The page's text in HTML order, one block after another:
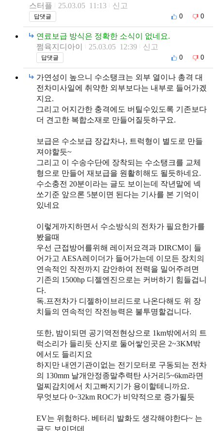
스터플
25.03.05 11:13 신고
답댓글 0 0
연료보급 방식은 정확한 소식이 없네요.
쩜육지디아이
25.03.05 12:39 신고
답댓글 0 0
가연성이 높으니 수소탱크는 외부 열이나 총격 대
전차미사일에 취약한 외부보다는 내부로 들어가겠
지요.
그리고 어지간한 충격에도 버틸수있도록 기존보다
더 견고한 복합소재로 만들어질듯하구요.
보급은 수소보급 장갑차나, 트럭형이 별도로 만들
져야할듯~
그리고 이 수송수단에 장착되는 수소탱크를 교체
형으로 만들어 재보급을 원활히해도 될듯하네요.
수소충전 20분이라는 글도 보이는데 작년말에 넥
쏘기준 앞으론 5분이면 된다는 기사를 본 기억이
있네요
이렇게까지하면서 수소방식의 전차가 필요한가를
봤을때
우선 근접방어를위해 레이저요격과 DIRCM이 들
어가고 AESA레이더가 들어가는데 이모든 장치의
연속적인 작전까지 감안하여 전력을 밀어주려면
기존의 1500hp 디젤엔진으로는 커버하기 힘들겁니
다.
독.프전차가 디젤하이브리드로 나온다해도 위 장
치들의 연속적인 작전능력은 불투명할겁니다.
또한, 밤이되면 공기역전현상으로 1km밖에서의 트
럭소리가 들리듯 산지로 둘어쌓인곳은 2~3KM밖
에서도 들리지요
하지만 내연기관이없는 전기모터로 구동되는 전차
의 130mm 날개안정종말추력탄 사거리5~6km라면
멀찌감치에서 치고빠지기가 용이할테니까요.
무엇보다 0~32km ROC가 비약적으로 증가될듯
EV는 위험하다. 베터리 발화도 생각해야한다~ 는
글도 보이던데